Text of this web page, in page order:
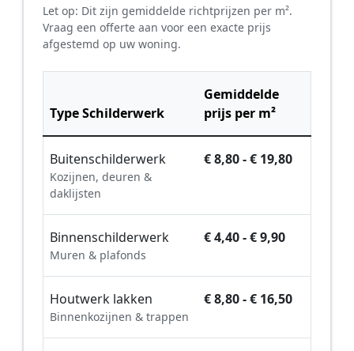
Let op: Dit zijn gemiddelde richtprijzen per m².
Vraag een offerte aan voor een exacte prijs
afgestemd op uw woning.
Type Schilderwerk
Gemiddelde
prijs per m²
Buitenschilderwerk
Kozijnen, deuren &
daklijsten
€ 8,80 - € 19,80
Binnenschilderwerk
Muren & plafonds
€ 4,40 - € 9,90
Houtwerk lakken
Binnenkozijnen & trappen
€ 8,80 - € 16,50